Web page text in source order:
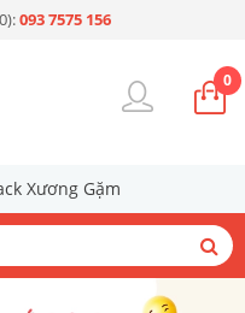
093 7575 156
0
Xương Gặm